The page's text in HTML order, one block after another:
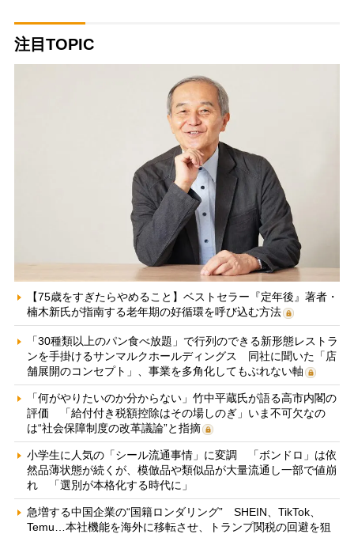
注目TOPIC
【75歳をすぎたらやめること】ベストセラー『定年後』著者・
楠木新氏が指南する老年期の好循環を呼び込む方法
「30種類以上のパン食べ放題」で行列のできる新形態レストラ
ンを手掛けるサンマルクホールディングス 同社に聞いた「店
舗展開のコンセプト」、事業を多角化してもぶれない軸
「何がやりたいのか分からない」竹中平蔵氏が語る高市内閣の
評価 「給付付き税額控除はその場しのぎ」いま不可欠なの
は“社会保障制度の改革議論”と指摘
小学生に人気の「シール流通事情」に変調 「ボンドロ」は依
然品薄状態が続くが、模倣品や類似品が大量流通し一部で値崩
れ 「選別が本格化する時代に」
急増する中国企業の“国籍ロンダリング” SHEIN、TikTok、
Temu…本社機能を海外に移転させ、トランプ関税の回避を狙